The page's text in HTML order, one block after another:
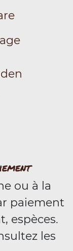
ou à la
paiement
espèces.
les